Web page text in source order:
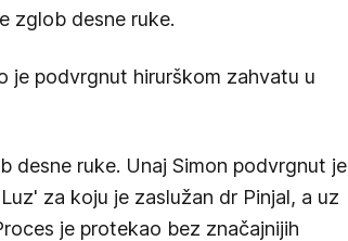
zglob desne ruke.
je podvrgnut hirurškom zahvatu u
desne ruke. Unaj Simon podvrgnut je
za koju je zaslužan dr Pinjal, a uz
je protekao bez značajnijih